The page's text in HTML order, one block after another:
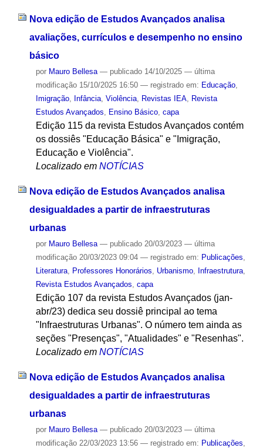
Nova edição de Estudos Avançados analisa
avaliações, currículos e desempenho no ensino
básico
por Mauro Bellesa — publicado14/10/2025 — última
modificação15/10/2025 16:50 — registrado em: Educação,
Imigração, Infância, Violência, Revistas IEA, Revista
Estudos Avançados, Ensino Básico, capa
Edição 115 da revista Estudos Avançados contém
os dossiês "Educação Básica" e "Imigração,
Educação e Violência".
Localizado em NOTÍCIAS
Nova edição de Estudos Avançados analisa
desigualdades a partir de infraestruturas
urbanas
por Mauro Bellesa — publicado20/03/2023 — última
modificação20/03/2023 09:04 — registrado em: Publicações,
Literatura, Professores Honorários, Urbanismo, Infraestrutura,
Revista Estudos Avançados, capa
Edição 107 da revista Estudos Avançados (jan-
abr/23) dedica seu dossiê principal ao tema
"Infraestruturas Urbanas". O número tem ainda as
seções "Presenças", "Atualidades" e "Resenhas".
Localizado em NOTÍCIAS
Nova edição de Estudos Avançados analisa
desigualdades a partir de infraestruturas
urbanas
por Mauro Bellesa — publicado20/03/2023 — última
modificação22/03/2023 13:56 — registrado em: Publicações